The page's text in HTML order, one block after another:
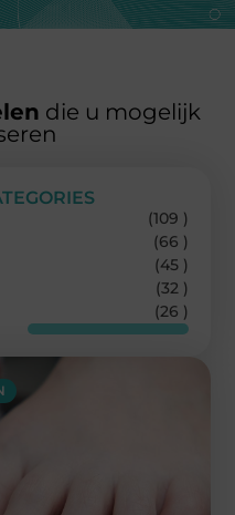
die u mogelijk
(109 )
(66 )
(45 )
(32 )
(26 )